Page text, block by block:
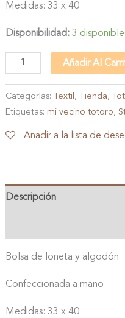
Medidas: 33 x 40
Disponibilidad: 3
Totebag
-
Mi
vecino
Añadir Al
Categorías: Textil , Tienda,
Etiquetas: mi vecino totoro,
Añadir a la lista de
Descripción
Bolsa de loneta y algodón
Confeccionada a mano
Medidas: 33 x 40